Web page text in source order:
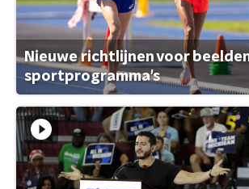
Nieuwe richtlijnen voor
sportprogramma's